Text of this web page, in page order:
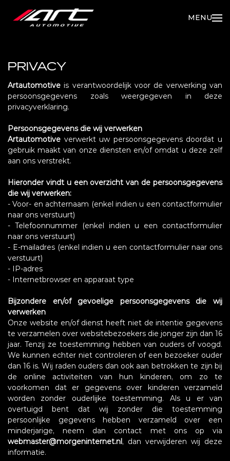
MENU
PRIVACY
Artautomotive is verantwoordelijk voor de verwerking van
persoonsgegevens zoals weergegeven in deze
privacyverklaring.
Persoonsgegevens die wij verwerken
Artautomotive verwerkt uw persoonsgegevens doordat u
gebruik maakt van onze diensten en/of omdat u deze zelf
aan ons verstrekt.
Hieronder vindt u een overzicht van de persoonsgegevens
die wij verwerken:
- Voor- en achternaam (enkel indien u een contactformulier
naar ons verstuurt)
- Telefoonnummer (enkel indien u een contactformulier
naar ons verstuurt)
- E-mailadres (enkel indien u een contactformulier naar ons
verstuurt)
- IP-adres
- Internetbrowser en apparaat type
Bijzondere en/of gevoelige persoonsgegevens die wij
verwerken
Onze website en/of dienst heeft niet de intentie gegevens
te verzamelen over websitebezoekers die jonger zijn dan 16
jaar. Tenzij ze toestemming hebben van ouders of voogd.
We kunnen echter niet controleren of een bezoeker ouder
dan 16 is. Wij raden ouders dan ook aan betrokken te zijn bij
de online activiteiten van hun kinderen, om zo te
voorkomen dat er gegevens over kinderen verzameld
worden zonder ouderlijke toestemming. Als u er van
overtuigd bent dat wij zonder die toestemming
persoonlijke gegevens hebben verzameld over een
minderjarige, neem dan contact met ons op via
webmaster@morgeninternet.nl, dan verwijderen wij deze
informatie.